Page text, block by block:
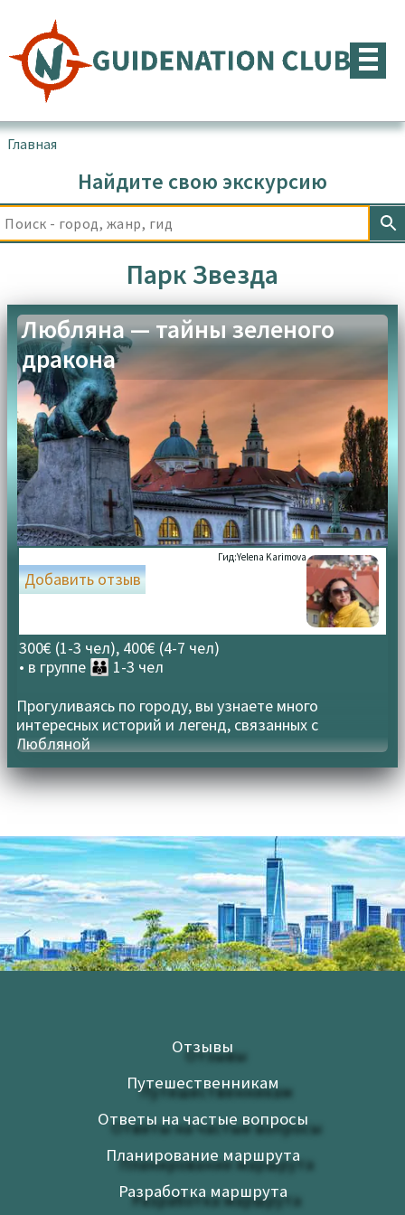
содержимому
Главная
Найдите свою экскурсию
Парк Звездa
Любляна — тайны зеленого
дракона
Гид:Yelena Karimova
300€ (1-3 чел), 400€ (4-7 чел)
• в группе 👪 1-3 чел
Добавить отзыв
Прогуливаясь по городу, вы узнаете много
интересных историй и легенд, связанных с
Любляной
Отзывы
Путешественникам
Ответы на частые вопросы
Планирование маршрута
Разработка маршрута